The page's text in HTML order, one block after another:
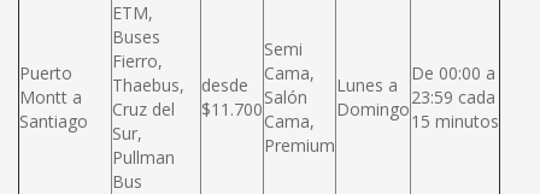
Puerto
Montt a
Santiago
ETM,
Buses
Fierro,
Thaebus,
Cruz del
Sur,
Pullman
Bus
desde
$11.700
Semi
Cama,
Salón
Cama,
Premium
Lunes a
Domingo
De 00:00 a
23:59 cada
15 minutos